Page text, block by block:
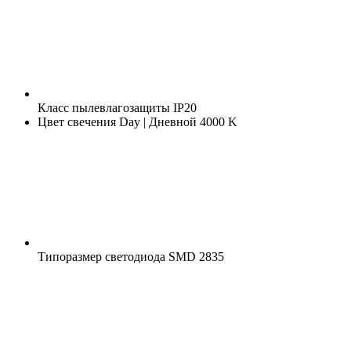
Класс пылевлагозащиты IP20
Цвет свечения Day | Дневной 4000 K
Типоразмер светодиода SMD 2835